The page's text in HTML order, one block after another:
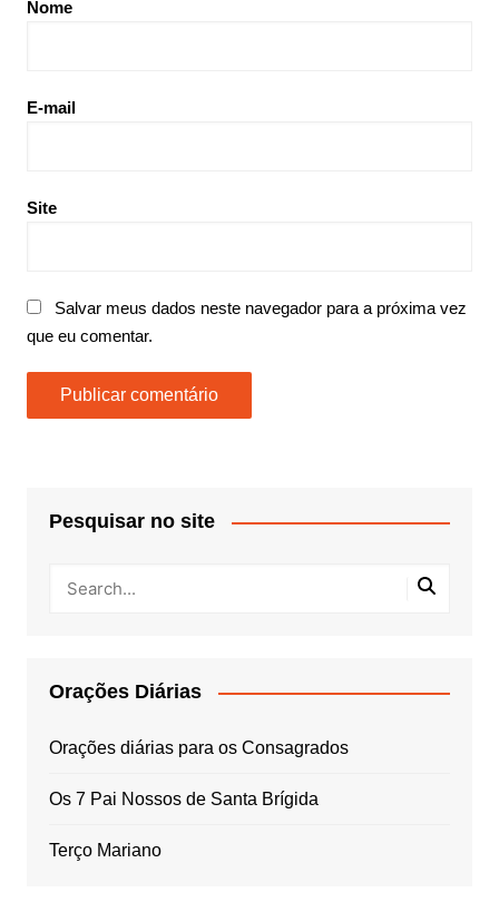
Nome
E-mail
Site
Salvar meus dados neste navegador para a próxima vez
que eu comentar.
Pesquisar no site
Orações Diárias
Orações diárias para os Consagrados
Os 7 Pai Nossos de Santa Brígida
Terço Mariano